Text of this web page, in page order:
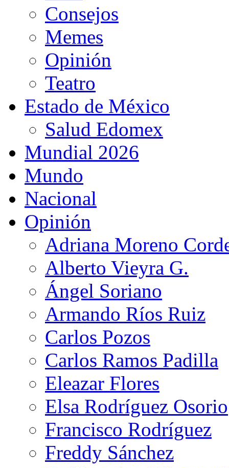
Consejos
Memes
Opinión
Teatro
Estado de México
Salud Edomex
Mundial 2026
Mundo
Nacional
Opinión
Adriana Moreno
Alberto Vieyra G.
Ángel Soriano
Armando Ríos Ruiz
Carlos Pozos
Carlos Ramos Padilla
Eleazar Flores
Elsa Rodríguez Osorio
Francisco Rodríguez
Freddy Sánchez